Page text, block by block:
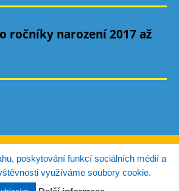
ročníky narození 2017 až
Autoškoda Mladá Boleslav 2026.
poskytování funkcí sociálních médií a
využíváme soubory cookie.